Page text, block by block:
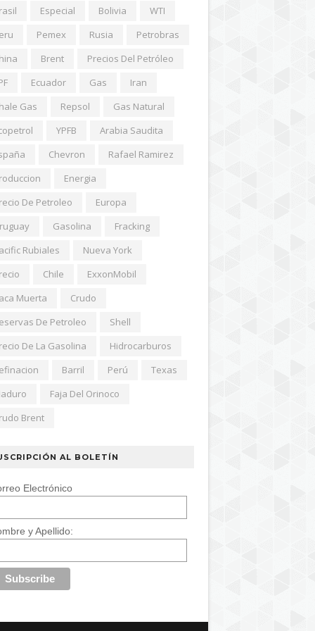
Especial Bolivia
WTI
Pemex Rusia
Petrobras
Brent
Precios Del Petróleo
Ecuador Gas
Iran
Gas
Repsol
Gas Natural
YPFB
Arabia Saudita
Chevron
Rafael Ramirez
Energia
De Petroleo
Europa
Gasolina
Fracking
Rubiales
Nueva York
Chile
ExxonMobil
Muerta
Crudo
De Petroleo
Shell
De La Gasolina
Hidrocarburos
Barril Perú
Texas
Faja Del Orinoco
Brent
AL BOLETÍN
Electrónico
y Apellido: